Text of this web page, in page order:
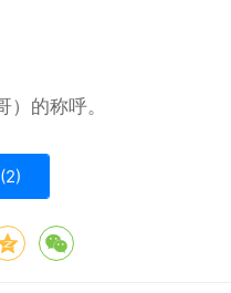
的称呼。
2)